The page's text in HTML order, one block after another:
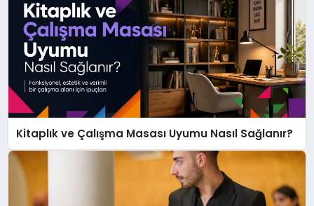
Kitaplık ve Çalışma Masası Uyumu Nasıl Sağlanır?